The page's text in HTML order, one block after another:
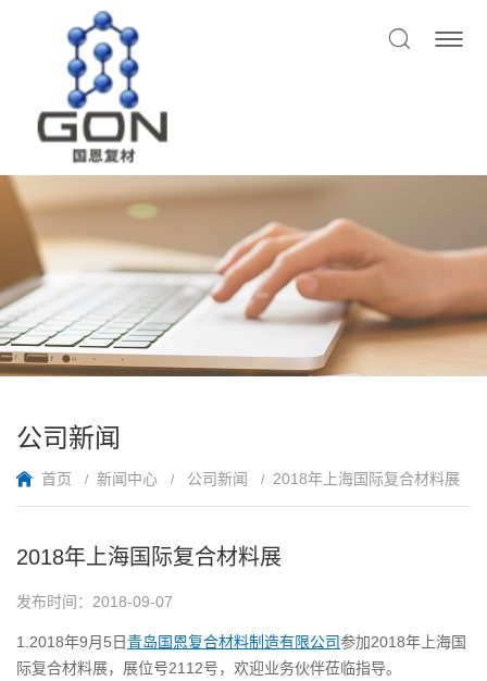
公司新闻
首页 新闻中心 公司新闻 2018年上海国际复合材料展
2018年上海国际复合材料展
发布时间： 2018-09-07
1.2018年9月5日青岛国恩复合材料制造有限公司参加2018年上海国
际复合材料展，展位号2112号，欢迎业务伙伴莅临指导。